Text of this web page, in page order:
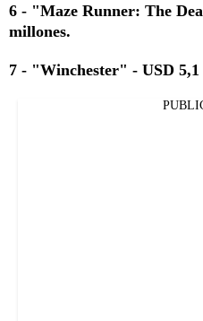
6 - "Maze Runner: The
millones.
7 - "Winchester" - USD 5,1